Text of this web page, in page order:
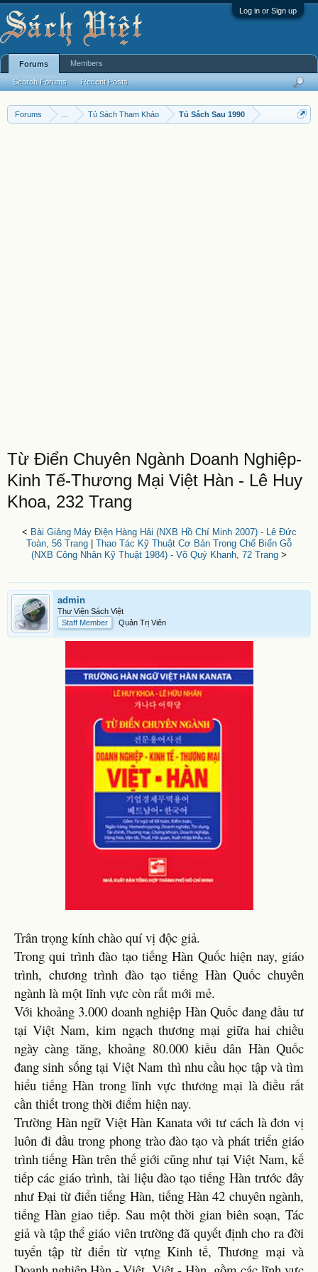
Log in or Sign up
Forums Tủ Sách Tham Khảo Tủ Sách Sau 1990
Từ Điển Chuyên Ngành Doanh Nghiệp-
Kinh Tế-Thương Mại Việt Hàn - Lê Huy
Khoa, 232 Trang
< Bài Giảng Máy Điện Hàng Hải (NXB Hồ Chí Minh 2007) - Lê Đức
Toàn, 56 Trang
Thao Tác Kỹ Thuật Cơ Bản Trong Chế Biến Gỗ
(NXB Công Nhân Kỹ Thuật 1984) - Võ Quý Khanh, 72 Trang >
admin
Thư Viện Sách Việt
Staff Member
Quản Trị Viên
Trân trọng kính chào quí vị độc giả.
Trong qui trình đào tạo tiếng Hàn Quốc hiện nay, giáo
trình, chương trình đào tạo tiếng Hàn Quốc chuyên
ngành là một lĩnh vực còn rất mới mẻ.
Với khoảng 3.000 doanh nghiệp Hàn Quốc đang đầu tư
tại Việt Nam, kim ngạch thương mại giữa hai chiều
ngày càng tăng, khoảng 80.000 kiều dân Hàn Quốc
đang sinh sống tại Việt Nam thì nhu cầu học tập và tìm
hiểu tiếng Hàn trong lĩnh vực thương mại là điều rất
cần thiết trong thời điểm hiện nay.
Trường Hàn ngữ Việt Hàn Kanata với tư cách là đơn vị
luôn đi đầu trong phong trào đào tạo và phát triển giáo
trình tiếng Hàn trên thế giới cũng như tại Việt Nam, kế
tiếp các giáo trình, tài liệu đào tạo tiếng Hàn trước đây
như Đại từ điển tiếng Hàn, tiếng Hàn 42 chuyên ngành,
tiếng Hàn giao tiếp. Sau một thời gian biên soạn, Tác
giả và tập thể giáo viên trường đã quyết định cho ra đời
tuyển tập từ điển từ vựng Kinh tế, Thương mại và
Forums
Search Forums Recent Posts
Members